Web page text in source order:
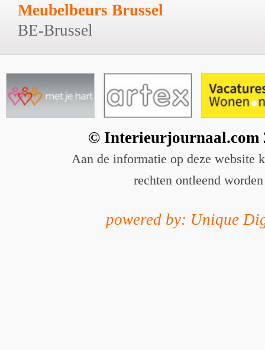
Meubelbeurs Brussel
BE-Brussel
© Interieurjournaal.com
Aan de informatie op deze website
rechten ontleend worden
powered by: Unique